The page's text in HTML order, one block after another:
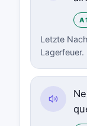
Letzte
Lagerfeuer.